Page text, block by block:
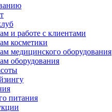
и работе с клиентами
косметики
медицинского оборудования
оборудования
питания